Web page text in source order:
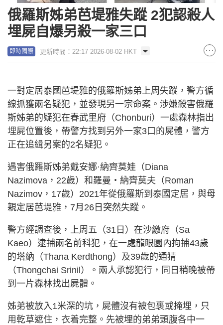
俄羅斯姊弟芭堤雅失蹤 2犯認殺人
埋屍自爆另殺一家三口
即時國際 更新時間：22:17 2026-08-02 HKT
一對定居泰國芭堤雅的俄羅斯姊弟上周失蹤，警方循
線抓獲兩名疑犯，並發現另一宗命案。涉嫌殺害俄羅
斯姊弟的疑犯在春武里府（Chonburi）一處森林指出
埋屍位置後，帶警方找到另外一家3口的屍體，警方
正在追緝另案的2名疑犯。
遇害俄羅斯姊弟戴安娜·納齊莫娃（Diana
Nazimova，22歲）和羅曼‧納齊莫夫（Roman
Nazimov，17歲）2021年從俄羅斯到泰國定居，與母
親定居芭堤雅，7月26日突然失蹤。
警方經調查後，上周五（31日）在沙繳府（Sa
Kaeo）逮捕兩名前科犯，在一處龍眼園內拘捕43歲
的塔納（Thana Kerdthong）及39歲的通猜
（Thongchai Srinil）。兩人承認犯行，同日稍晚被帶
到一片森林找出屍體。
姊弟被放入1米深的坑，屍體沒有被包裹或掩埋，只
用乾草遮住，衣着完整。先被埋的弟弟頭腹各中一